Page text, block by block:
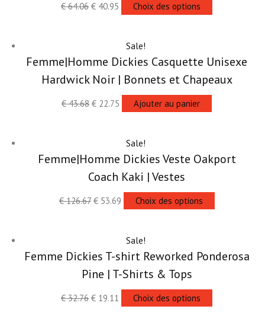
€64.06 € 40.95 Choix des options
Sale!
Femme|Homme Dickies Casquette Unisexe
Hardwick Noir | Bonnets et Chapeaux
€43.68 € 22.75 Ajouter au panier
Sale!
Femme|Homme Dickies Veste Oakport
Coach Kaki | Vestes
€126.67 €53.69 Choix des options
Sale!
Femme Dickies T-shirt Reworked Ponderosa
Pine | T-Shirts & Tops
€32.76 € 19.11 Choix des options